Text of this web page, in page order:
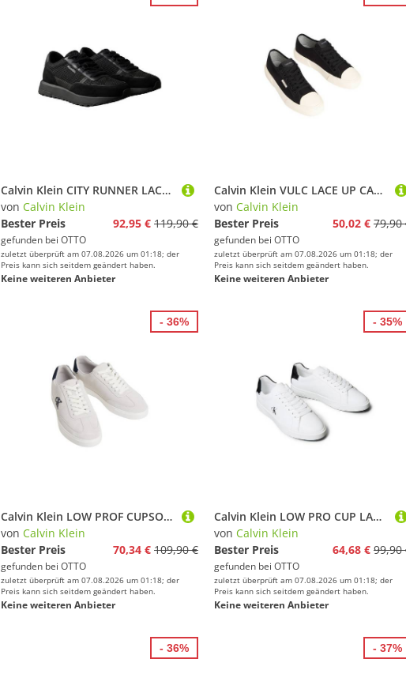
Calvin Klein CITY RUNNER LACEUP NY-REC SU Sneaker Freizeitschuh, Halbschuh, Schnürer mit Mesh
von Calvin Klein
Bester Preis
92,95 € 119,90 €
gefunden bei OTTO
zuletzt überprüft am 07.08.2026 um 01:18; der
Preis kann sich seitdem geändert haben.
Keine weiteren Anbieter
Calvin Klein VULC LACE UP CANVAS Plateausneaker Schnürschuh, Canvas-Sneaker, Halbschuh mit Gummikappe
von Calvin Klein
Bester Preis
50,02 € 79,90
gefunden bei OTTO
zuletzt überprüft am 07.08.2026 um 01:18; der
Preis kann sich seitdem geändert haben.
Keine weiteren Anbieter
Calvin Klein LOW PROF CUPSOLE SU Sneaker Schnürschuh, Halbschuh, Freizeitsneaker mit seitlichem CK-Logo
von Calvin Klein
Bester Preis
70,34 € 109,90 €
gefunden bei OTTO
zuletzt überprüft am 07.08.2026 um 01:18; der
Preis kann sich seitdem geändert haben.
Keine weiteren Anbieter
- 36%
Calvin Klein LOW PRO CUP LACEUP LTH MOIRE Sneaker Halbschuh, Schnürschuh, Freizeitschuh mit heller Laufsohle
von Calvin Klein
Bester Preis
64,68 € 99,90
gefunden bei OTTO
zuletzt überprüft am 07.08.2026 um 01:18; der
Preis kann sich seitdem geändert haben.
Keine weiteren Anbieter
- 35%
- 36% - 37%